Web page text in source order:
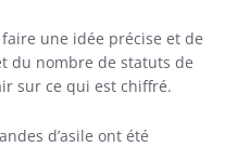
une idée précise et de
du nombre de statuts de
sur ce qui est chiffré.
d’asile ont été